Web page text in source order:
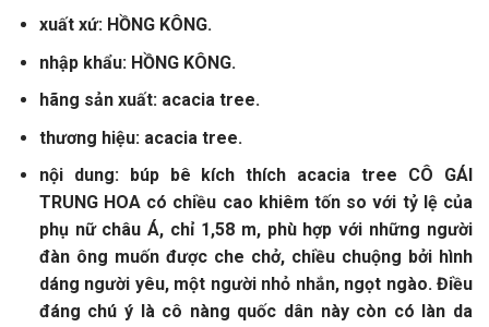
xuất xứ: HỒNG KÔNG.
nhập khẩu: HỒNG KÔNG.
hãng sản xuất: acacia tree.
thương hiệu: acacia tree.
nội dung: búp bê kích thích acacia tree CÔ GÁI
TRUNG HOA có chiều cao khiêm tốn so với tỷ lệ của
phụ nữ châu Á, chỉ 1,58 m, phù hợp với những người
đàn ông muốn được che chở, chiều chuộng bởi hình
dáng người yêu, một người nhỏ nhắn, ngọt ngào. Điều
đáng chú ý là cô nàng quốc dân này còn có làn da